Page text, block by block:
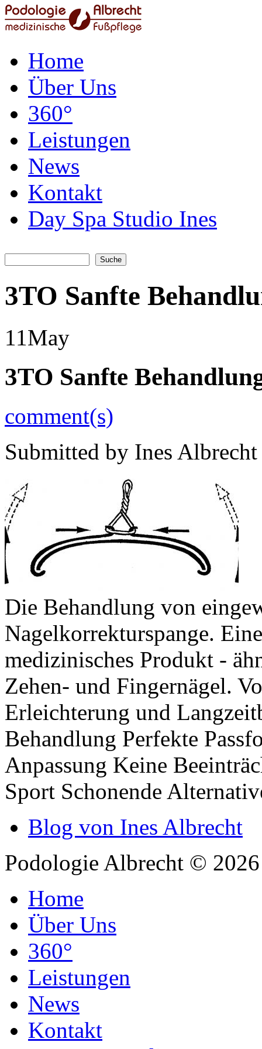
Home
Über Uns
360°
Leistungen
News
Kontakt
Day Spa Studio Ines
3TO Sanfte
11May
3TO Sanfte
comment(s)
Submitted by Ines Albrecht
Die Behandlung von
Nagelkorrekturspange.
medizinisches Produkt -
Zehen- und Fingernägel.
Erleichterung und
Behandlung Perfekte
Anpassung Keine
Sport Schonende
Blog von Ines Albrecht
Podologie Albrecht ©
Home
Über Uns
360°
Leistungen
News
Kontakt